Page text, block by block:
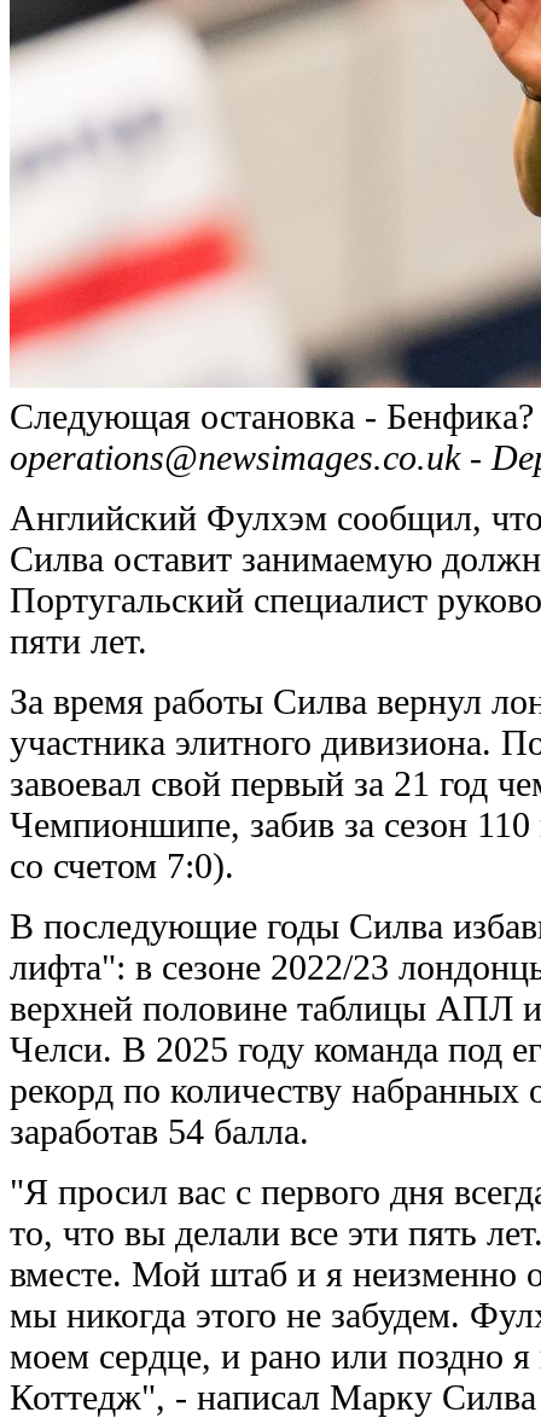
Следующая остановка -
operations@newsimages.co.uk-
Английский Фулхэм сообщил,
Силва оставит занимаемую
Португальский специалист
пяти лет.
За время работы Силва вернул
участника элитного дивизиона.
завоевал свой первый за 21 год
Чемпионшипе, забив за сезон
со счетом 7:0).
В последующие годы Силва
лифта": в сезоне 2022/23
верхней половине таблицы АПЛ
Челси. В 2025 году команда под
рекорд по количеству набранных
заработав 54 балла.
"Я просил вас с первого дня
то, что вы делали все эти пять
вместе. Мой штаб и я
мы никогда этого не забудем.
моем сердце, и рано или поздно
Коттедж", - написал Марку